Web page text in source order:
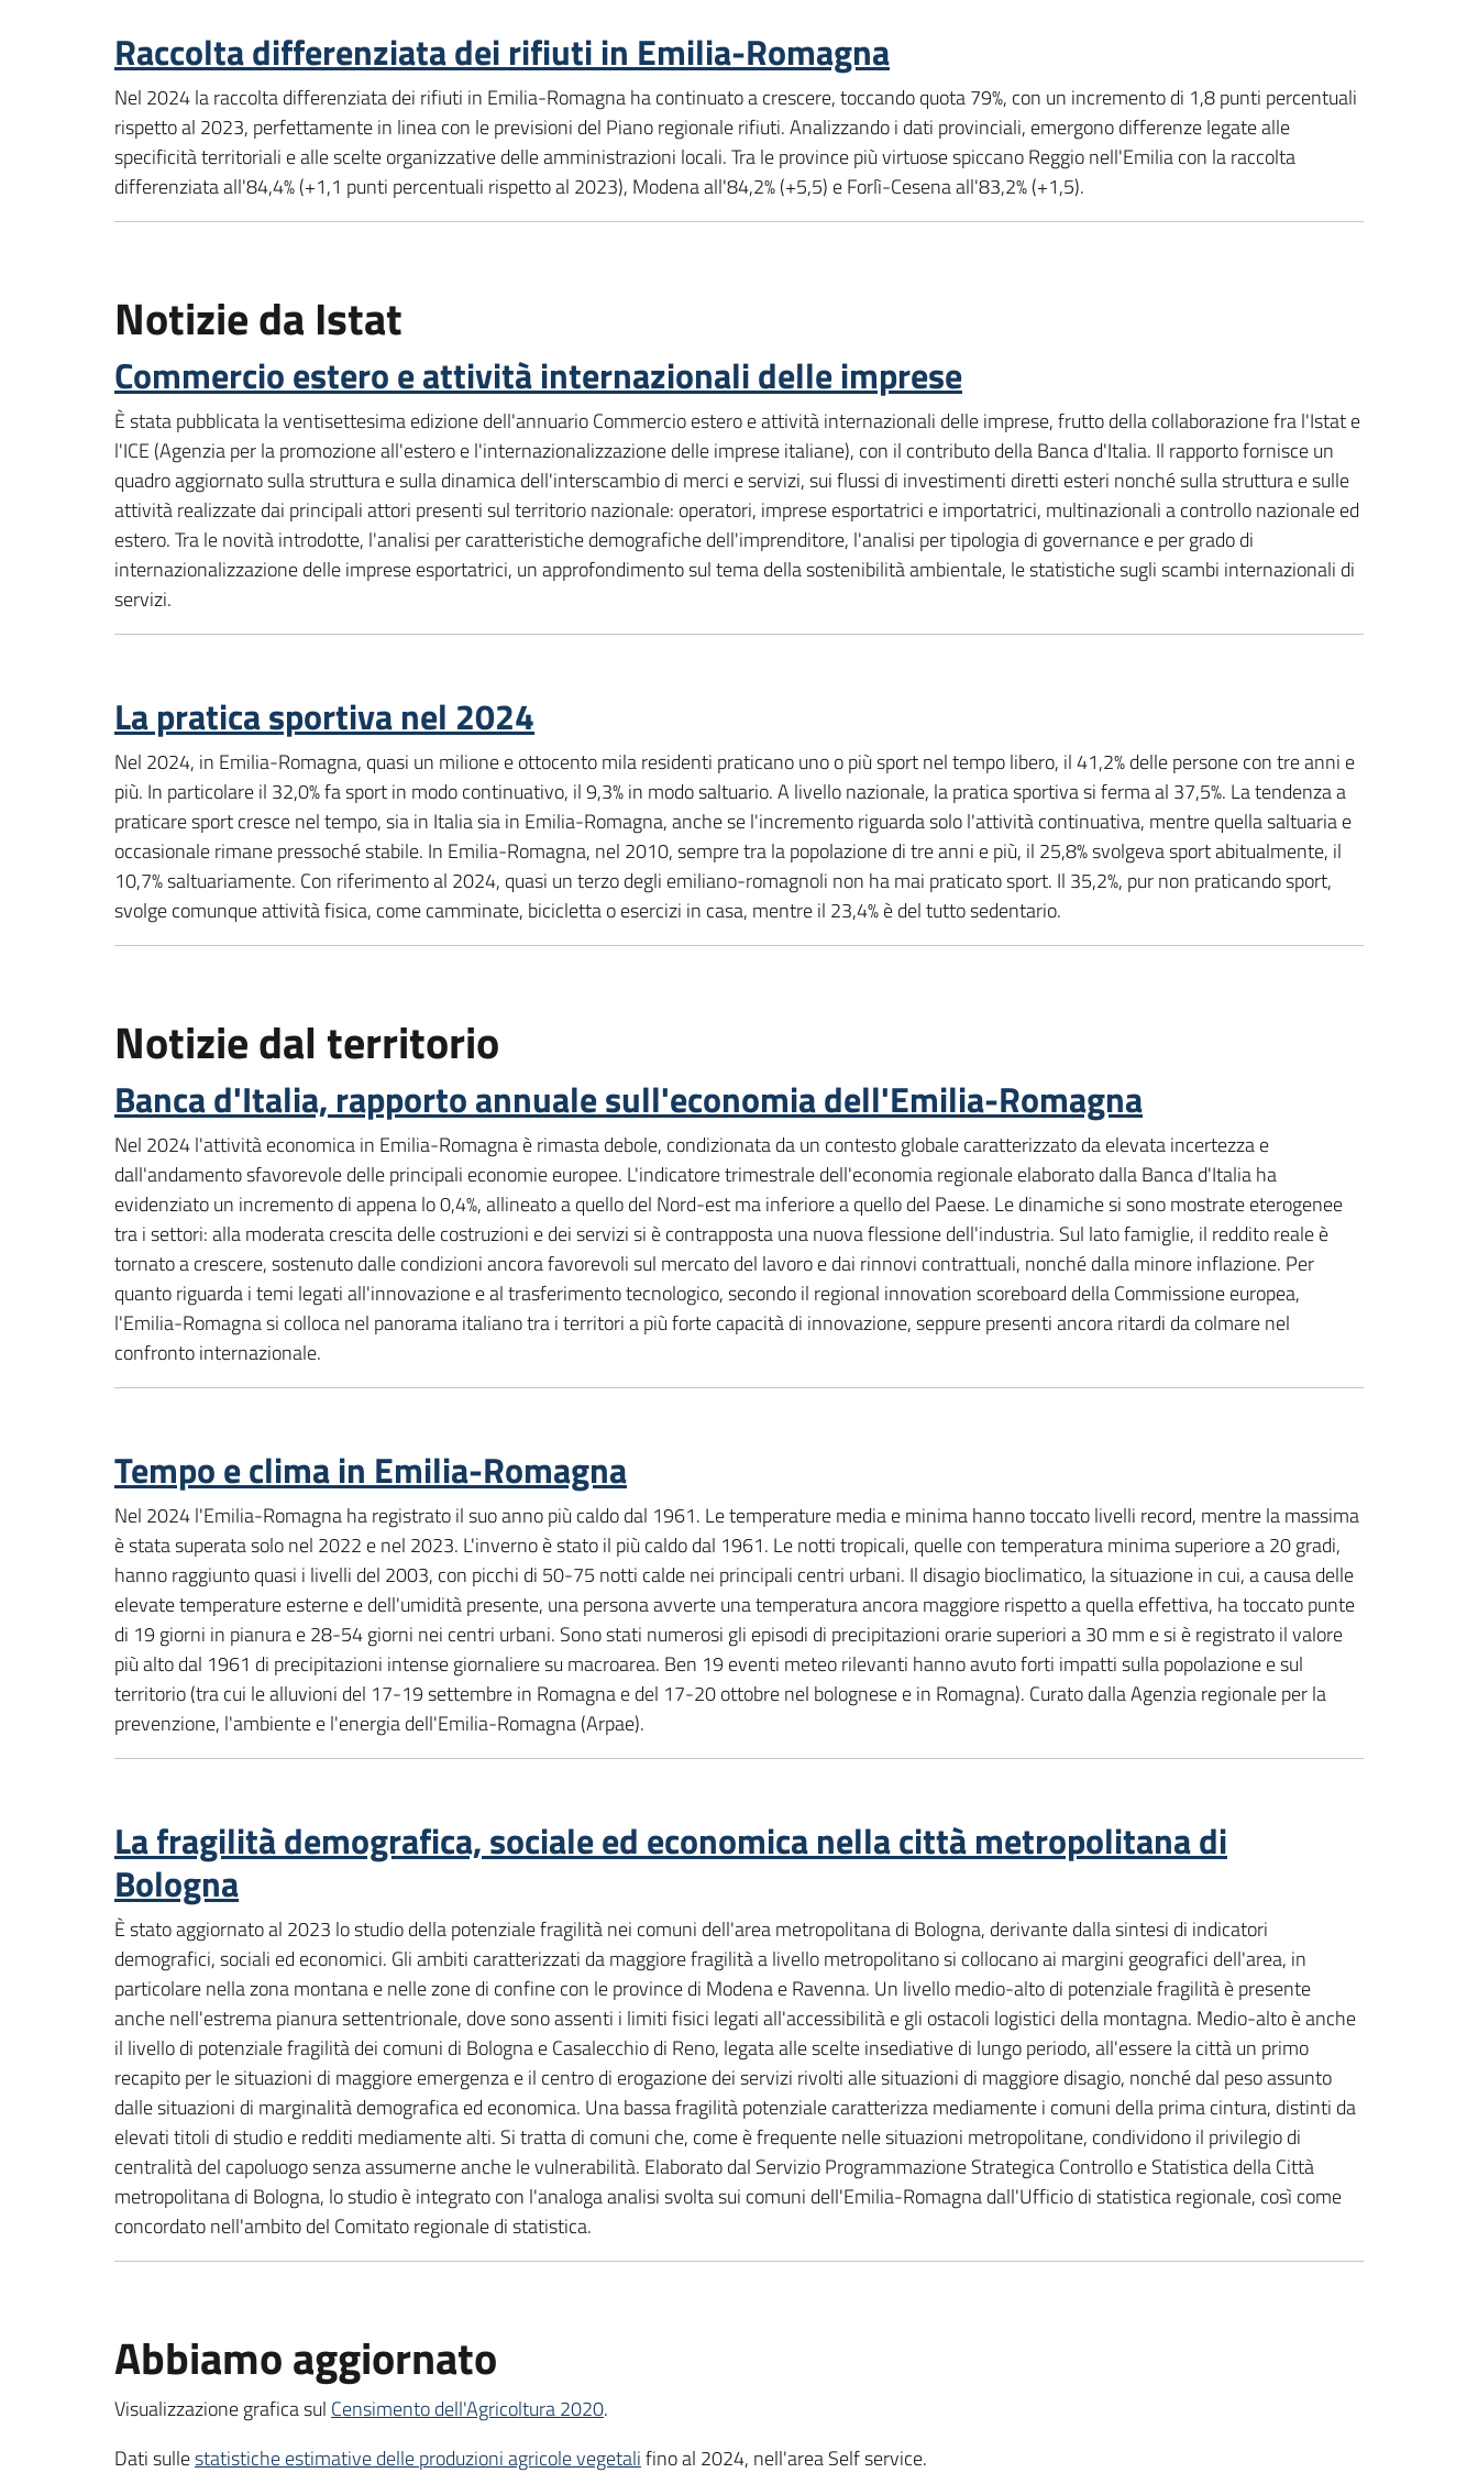
Raccolta differenziata dei rifiuti in Emilia-Romagna
Nel 2024 la raccolta differenziata dei rifiuti in Emilia-Romagna ha continuato a crescere, toccando quota 79%, con un incremento di 1,8 punti percentuali
rispetto al 2023, perfettamente in linea con le previsioni del Piano regionale rifiuti. Analizzando i dati provinciali, emergono differenze legate alle
specificità territoriali e alle scelte organizzative delle amministrazioni locali. Tra le province più virtuose spiccano Reggio nell'Emilia con la raccolta
differenziata all'84,4% (+1,1 punti percentuali rispetto al 2023), Modena all'84,2% (+5,5) e Forlì-Cesena all'83,2% (+1,5).
Notizie da Istat
Commercio estero e attività internazionali delle imprese
È stata pubblicata la ventisettesima edizione dell'annuario Commercio estero e attività internazionali delle imprese, frutto della collaborazione fra l'Istat e
l'ICE (Agenzia per la promozione all'estero e l'internazionalizzazione delle imprese italiane), con il contributo della Banca d'Italia. Il rapporto fornisce un
quadro aggiornato sulla struttura e sulla dinamica dell'interscambio di merci e servizi, sui flussi di investimenti diretti esteri nonché sulla struttura e sulle
attività realizzate dai principali attori presenti sul territorio nazionale: operatori, imprese esportatrici e importatrici, multinazionali a controllo nazionale ed
estero. Tra le novità introdotte, l'analisi per caratteristiche demografiche dell'imprenditore, l'analisi per tipologia di governance e per grado di
internazionalizzazione delle imprese esportatrici, un approfondimento sul tema della sostenibilità ambientale, le statistiche sugli scambi internazionali di
servizi.
La pratica sportiva nel 2024
Nel 2024, in Emilia-Romagna, quasi un milione e ottocento mila residenti praticano uno o più sport nel tempo libero, il 41,2% delle persone con tre anni e
più. In particolare il 32,0% fa sport in modo continuativo, il 9,3% in modo saltuario. A livello nazionale, la pratica sportiva si ferma al 37,5%. La tendenza a
praticare sport cresce nel tempo, sia in Italia sia in Emilia-Romagna, anche se l'incremento riguarda solo l'attività continuativa, mentre quella saltuaria e
occasionale rimane pressoché stabile. In Emilia-Romagna, nel 2010, sempre tra la popolazione di tre anni e più, il 25,8% svolgeva sport abitualmente, il
10,7% saltuariamente. Con riferimento al 2024, quasi un terzo degli emiliano-romagnoli non ha mai praticato sport. Il 35,2%, pur non praticando sport,
svolge comunque attività fisica, come camminate, bicicletta o esercizi in casa, mentre il 23,4% è del tutto sedentario.
Notizie dal territorio
Banca d'Italia, rapporto annuale sull'economia dell'Emilia-Romagna
Nel 2024 l'attività economica in Emilia-Romagna è rimasta debole, condizionata da un contesto globale caratterizzato da elevata incertezza e
dall'andamento sfavorevole delle principali economie europee. L'indicatore trimestrale dell'economia regionale elaborato dalla Banca d'Italia ha
evidenziato un incremento di appena lo 0,4%, allineato a quello del Nord-est ma inferiore a quello del Paese. Le dinamiche si sono mostrate eterogenee
tra i settori: alla moderata crescita delle costruzioni e dei servizi si è contrapposta una nuova flessione dell'industria. Sul lato famiglie, il reddito reale è
tornato a crescere, sostenuto dalle condizioni ancora favorevoli sul mercato del lavoro e dai rinnovi contrattuali, nonché dalla minore inflazione. Per
quanto riguarda i temi legati all'innovazione e al trasferimento tecnologico, secondo il regional innovation scoreboard della Commissione europea,
l'Emilia-Romagna si colloca nel panorama italiano tra i territori a più forte capacità di innovazione, seppure presenti ancora ritardi da colmare nel
confronto internazionale.
Tempo e clima in Emilia-Romagna
Nel 2024 l'Emilia-Romagna ha registrato il suo anno più caldo dal 1961. Le temperature media e minima hanno toccato livelli record, mentre la massima
è stata superata solo nel 2022 e nel 2023. L'inverno è stato il più caldo dal 1961. Le notti tropicali, quelle con temperatura minima superiore a 20 gradi,
hanno raggiunto quasi i livelli del 2003, con picchi di 50-75 notti calde nei principali centri urbani. Il disagio bioclimatico, la situazione in cui, a causa delle
elevate temperature esterne e dell'umidità presente, una persona avverte una temperatura ancora maggiore rispetto a quella effettiva, ha toccato punte
di 19 giorni in pianura e 28-54 giorni nei centri urbani. Sono stati numerosi gli episodi di precipitazioni orarie superiori a 30 mm e si è registrato il valore
più alto dal 1961 di precipitazioni intense giornaliere su macroarea. Ben 19 eventi meteo rilevanti hanno avuto forti impatti sulla popolazione e sul
territorio (tra cui le alluvioni del 17-19 settembre in Romagna e del 17-20 ottobre nel bolognese e in Romagna). Curato dalla Agenzia regionale per la
prevenzione, l'ambiente e l'energia dell'Emilia-Romagna (Arpae).
La fragilità demografica, sociale ed economica nella città metropolitana di
Bologna
È stato aggiornato al 2023 lo studio della potenziale fragilità nei comuni dell'area metropolitana di Bologna, derivante dalla sintesi di indicatori
demografici, sociali ed economici. Gli ambiti caratterizzati da maggiore fragilità a livello metropolitano si collocano ai margini geografici dell'area, in
particolare nella zona montana e nelle zone di confine con le province di Modena e Ravenna. Un livello medio-alto di potenziale fragilità è presente
anche nell'estrema pianura settentrionale, dove sono assenti i limiti fisici legati all'accessibilità e gli ostacoli logistici della montagna. Medio-alto è anche
il livello di potenziale fragilità dei comuni di Bologna e Casalecchio di Reno, legata alle scelte insediative di lungo periodo, all'essere la città un primo
recapito per le situazioni di maggiore emergenza e il centro di erogazione dei servizi rivolti alle situazioni di maggiore disagio, nonché dal peso assunto
dalle situazioni di marginalità demografica ed economica. Una bassa fragilità potenziale caratterizza mediamente i comuni della prima cintura, distinti da
elevati titoli di studio e redditi mediamente alti. Si tratta di comuni che, come è frequente nelle situazioni metropolitane, condividono il privilegio di
centralità del capoluogo senza assumerne anche le vulnerabilità. Elaborato dal Servizio Programmazione Strategica Controllo e Statistica della Città
metropolitana di Bologna, lo studio è integrato con l'analoga analisi svolta sui comuni dell'Emilia-Romagna dall'Ufficio di statistica regionale, così come
concordato nell'ambito del Comitato regionale di statistica.
Abbiamo aggiornato
Visualizzazione grafica sul Censimento dell'Agricoltura 2020.
Dati sullestatistiche estimative delle produzioni agricole vegetalifino al 2024, nell'area Self service.